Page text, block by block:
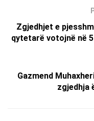
Zgjedhjet e
qytetarë votojnë në
Gazmend
zgjedhja